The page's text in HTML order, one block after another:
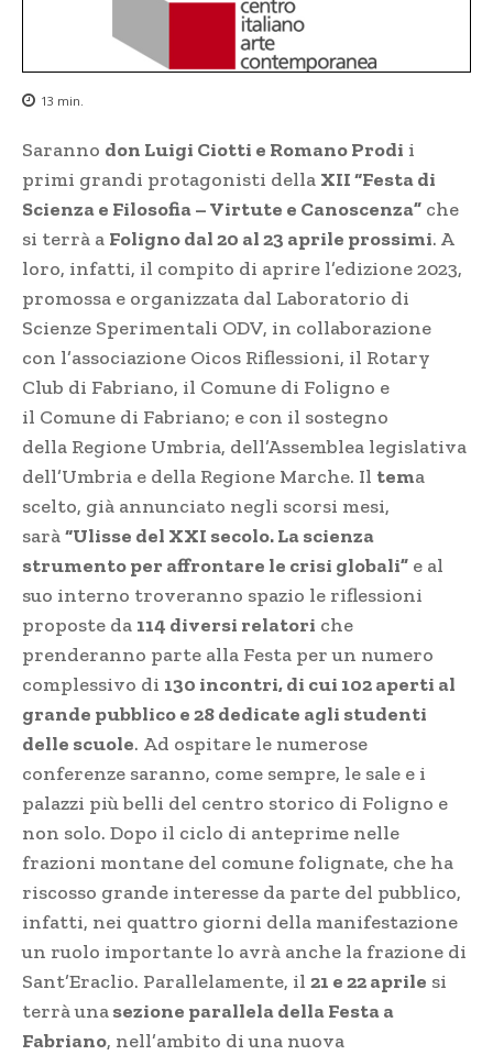
13 min.
Saranno don Luigi Ciotti e Romano Prodi i
primi grandi protagonisti della XII “Festa di
Scienza e Filosofia – Virtute e Canoscenza” che
si terrà a Foligno dal 20 al 23 aprile prossimi. A
loro, infatti, il compito di aprire l’edizione 2023,
promossa e organizzata dal Laboratorio di
Scienze Sperimentali ODV, in collaborazione
con l’associazione Oicos Riflessioni, il Rotary
Club di Fabriano, il Comune di Foligno e
il Comune di Fabriano; e con il sostegno
della Regione Umbria, dell’Assemblea legislativa
dell’Umbria e della Regione Marche. Il tema
scelto, già annunciato negli scorsi mesi,
sarà“Ulisse del XXI secolo. La scienza
strumento per affrontare le crisi globali” e al
suo interno troveranno spazio le riflessioni
proposte da 114 diversi relatori che
prenderanno parte alla Festa per un numero
complessivo di 130 incontri, di cui 102 aperti al
grande pubblico e 28 dedicate agli studenti
delle scuole. Ad ospitare le numerose
conferenze saranno, come sempre, le sale e i
palazzi più belli del centro storico di Foligno e
non solo. Dopo il ciclo di anteprime nelle
frazioni montane del comune folignate, che ha
riscosso grande interesse da parte del pubblico,
infatti, nei quattro giorni della manifestazione
un ruolo importante lo avrà anche la frazione di
Sant’Eraclio. Parallelamente, il 21 e 22 aprile si
terrà unasezione parallela della Festa a
Fabriano, nell’ambito di una nuova